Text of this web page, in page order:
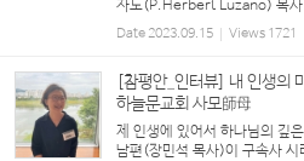
자노(P.Herbert Luzano) 목
Saints Church) 코로나 팬데믹
교회(담임 에릭 버튼 목사)에서
Date2023.09.15 Views 1721
[참평안_인터뷰] 내 인생의
하늘문교회 사모師母
제 인생에 있어서 하나님의 깊
남편(장민석 목사)이 구속사 시